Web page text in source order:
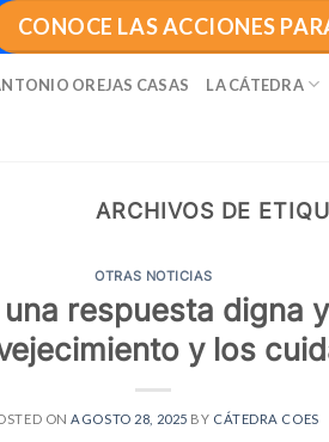
CONOCE LAS ACCIONES
OREJAS CASAS LA CÁTEDRA
ARCHIVOS DE
OTRAS NOTICIAS
respuesta digna
y los
ONAGOSTO 28, 2025 BY CÁTEDRA COES